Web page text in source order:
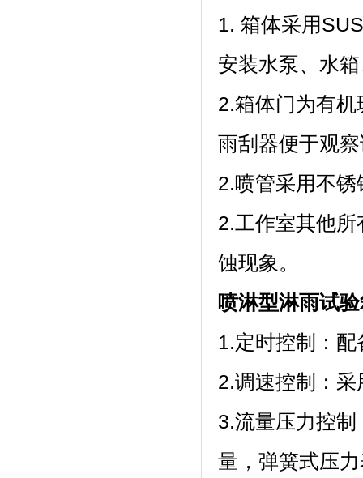
1. 箱体采用
安装水泵、水
2.箱体门为有机玻
雨刮器便于观察试
2.喷管采用不锈钢
2.工作室其他所
蚀现象。
喷淋型淋雨试
1.定时控制
2.调速控制：
3.流量压力控制
量，弹簧式压